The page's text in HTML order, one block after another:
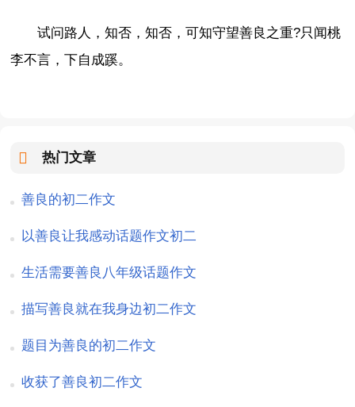
试问路人，知否，知否，可知守望善良之重?只闻桃
李不言，下自成蹊。
热门文章
善良的初二作文
以善良让我感动话题作文初二
生活需要善良八年级话题作文
描写善良就在我身边初二作文
题目为善良的初二作文
收获了善良初二作文